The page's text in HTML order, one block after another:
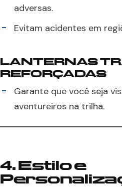
adversas.
Evitam acidentes em
LANTERNAS
REFORÇADAS
Garante que você seja
aventureiros na trilha.
4. Estilo e